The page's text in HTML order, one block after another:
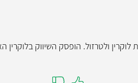
ולטרזול. הופסק השיווק